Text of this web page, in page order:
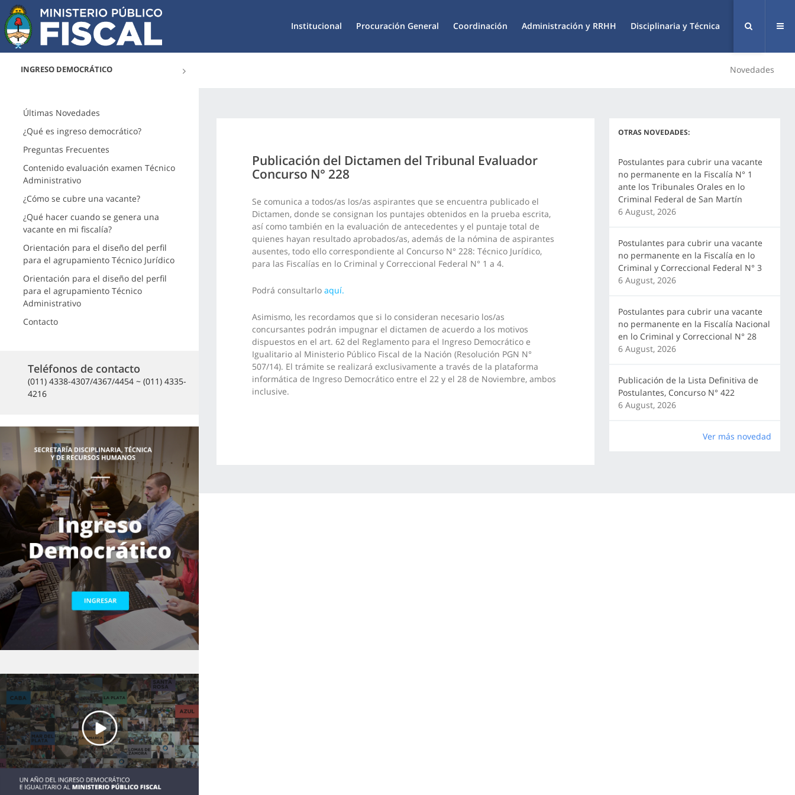
Institucional Procuración General Coordinación Administración y RRHH Disciplinaria y Técnica
INGRESO DEMOCRÁTICO Novedades
Últimas Novedades
¿Qué es ingreso democrático?
Preguntas Frecuentes
Contenido evaluación examen Técnico
Administrativo
¿Cómo se cubre una vacante?
¿Qué hacer cuando se genera una
vacante en mi fiscalía?
Orientación para el diseño del perfil
para el agrupamiento Técnico Jurídico
Orientación para el diseño del perfil
para el agrupamiento Técnico
Administrativo
Contacto
Teléfonos de contacto
(011) 4338-4307/4367/4454 ~ (011) 4335-
4216
Publicación del Dictamen del Tribunal Evaluador
Concurso N° 228
Se comunica a todos/as los/as aspirantes que se encuentra publicado el
Dictamen, donde se consignan los puntajes obtenidos en la prueba escrita,
así como también en la evaluación de antecedentes y el puntaje total de
quienes hayan resultado aprobados/as, además de la nómina de aspirantes
ausentes, todo ello correspondiente al Concurso N° 228: Técnico Jurídico,
para las Fiscalías en lo Criminal y Correccional Federal N° 1 a 4.
Podrá consultarlo aquí.
Asimismo, les recordamos que si lo consideran necesario los/as
concursantes podrán impugnar el dictamen de acuerdo a los motivos
dispuestos en el art. 62 del Reglamento para el Ingreso Democrático e
Igualitario al Ministerio Público Fiscal de la Nación (Resolución PGN N°
507/14). El trámite se realizará exclusivamente a través de la plataforma
informática de Ingreso Democrático entre el 22 y el 28 de Noviembre, ambos
inclusive.
OTRAS NOVEDADES:
Postulantes para cubrir una vacante
no permanente en la Fiscalía N° 1
ante los Tribunales Orales en lo
Criminal Federal de San Martín
6 August, 2026
Postulantes para cubrir una vacante
no permanente en la Fiscalía en lo
Criminal y Correccional Federal N° 3
6 August, 2026
Postulantes para cubrir una vacante
no permanente en la Fiscalía Nacional
en lo Criminal y Correccional N° 28
6 August, 2026
Publicación de la Lista Definitiva de
Postulantes, Concurso N° 422
6 August, 2026
Ver más novedad